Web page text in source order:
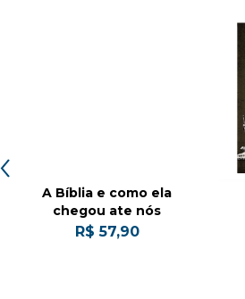
A Bíblia e como ela
chegou ate nós
R$ 57,90